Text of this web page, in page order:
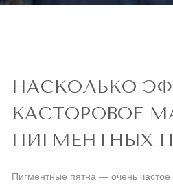
НАСКОЛЬКО
КАСТОРОВОЕ
ПИГМЕНТНЫХ
Пигментные пятна — очень